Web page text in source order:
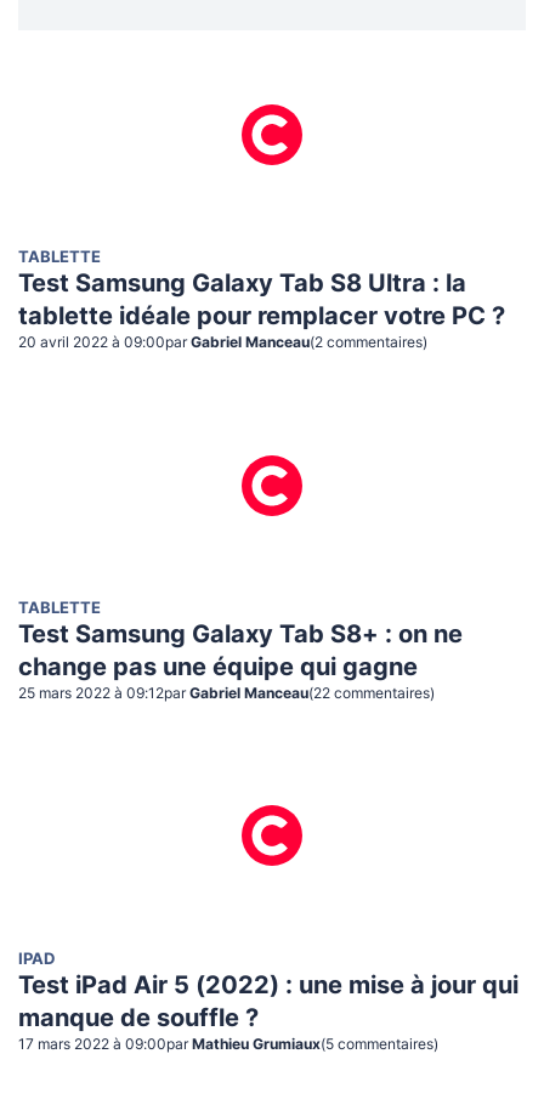
TABLETTE
Test Samsung Galaxy Tab S8 Ultra : la
tablette idéale pour remplacer votre PC ?
20 avril 2022 à 09:00par Gabriel Manceau(2 commentaires)
TABLETTE
Test Samsung Galaxy Tab S8+ : on ne
change pas une équipe qui gagne
25 mars 2022 à 09:12par Gabriel Manceau(22 commentaires)
IPAD
Test iPad Air 5 (2022) : une mise à jour qui
manque de souffle ?
17 mars 2022 à 09:00par Mathieu Grumiaux(5 commentaires)